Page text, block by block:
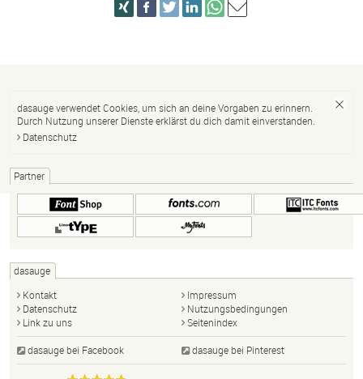
dasauge verwendet Cookies, um sich an deine Vorgaben zu erinnern.
Durch Nutzung unserer Dienste erklärst du dich damit einverstanden.
Datenschutz
Partner
dasauge
Kontakt
Impressum
Datenschutz
Nutzungsbedingungen
Link zu uns
Seitenindex
dasauge bei Facebook dasauge bei Pinterest